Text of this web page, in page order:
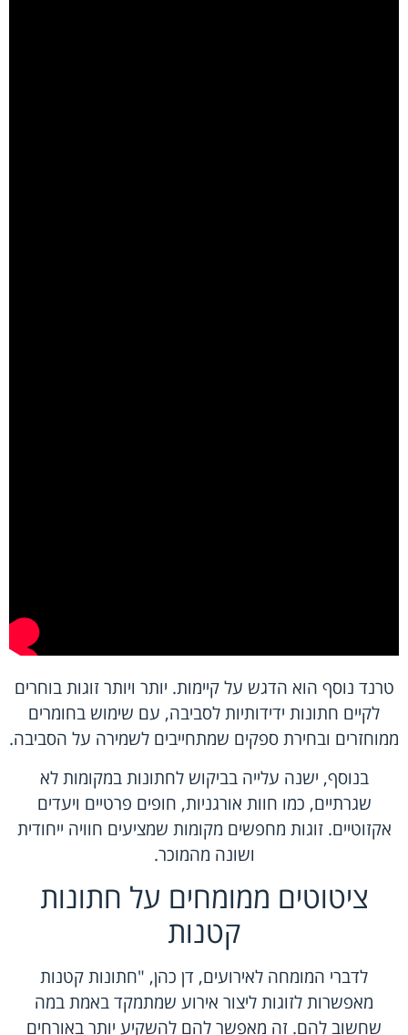
טרנד נוסף הוא הדגש על קיימות. יותר ויותר זוגות בוחרים
לקיים חתונות ידידותיות לסביבה, עם שימוש בחומרים
ממוחזרים ובחירת ספקים שמתחייבים לשמירה על הסביבה.
בנוסף, ישנה עלייה בביקוש לחתונות במקומות לא
שגרתיים, כמו חוות אורגניות, חופים פרטיים ויעדים
אקזוטיים. זוגות מחפשים מקומות שמציעים חוויה ייחודית
ושונה מהמוכר.
ציטוטים ממומחים על חתונות
קטנות
לדברי המומחה לאירועים, דן כהן, "חתונות קטנות
מאפשרות לזוגות ליצור אירוע שמתמקד באמת במה
שחשוב להם. זה מאפשר להם להשקיע יותר באורחים